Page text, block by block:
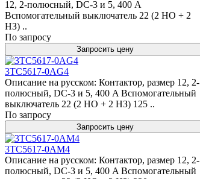
12, 2-полюсный, DC-3 и 5, 400 A
Вспомогательный выключатель 22 (2 НО + 2
НЗ) ..
По запросу
Запросить цену
3TC5617-0AG4
Описание на русском: Контактор, размер 12, 2-
полюсный, DC-3 и 5, 400 A Вспомогательный
выключатель 22 (2 НО + 2 НЗ) 125 ..
По запросу
Запросить цену
3TC5617-0AM4
Описание на русском: Контактор, размер 12, 2-
полюсный, DC-3 и 5, 400 A Вспомогательный